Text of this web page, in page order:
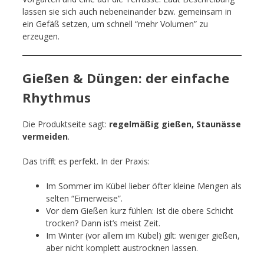
lassen sie sich auch nebeneinander bzw. gemeinsam in
ein Gefäß setzen, um schnell “mehr Volumen” zu
erzeugen.
Gießen & Düngen: der einfache
Rhythmus
Die Produktseite sagt: regelmäßig gießen, Staunässe
vermeiden.
Das trifft es perfekt. In der Praxis:
Im Sommer im Kübel lieber öfter kleine Mengen als
selten “Eimerweise”.
Vor dem Gießen kurz fühlen: Ist die obere Schicht
trocken? Dann ist’s meist Zeit.
Im Winter (vor allem im Kübel) gilt: weniger gießen,
aber nicht komplett austrocknen lassen.